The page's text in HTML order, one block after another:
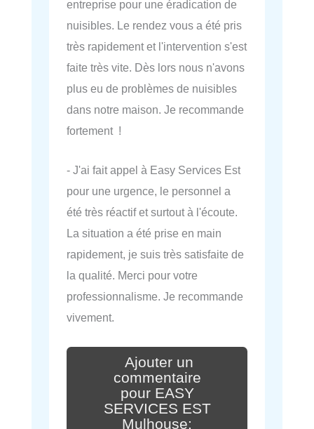
entreprise pour une éradication de
nuisibles. Le rendez vous a été pris
très rapidement et l'intervention s'est
faite très vite. Dès lors nous n'avons
plus eu de problèmes de nuisibles
dans notre maison. Je recommande
fortement !
- J'ai fait appel à Easy Services Est
pour une urgence, le personnel a
été très réactif et surtout à l'écoute.
La situation a été prise en main
rapidement, je suis très satisfaite de
la qualité. Merci pour votre
professionnalisme. Je recommande
vivement.
Ajouter un
commentaire
pour EASY
SERVICES EST
Mulhouse: